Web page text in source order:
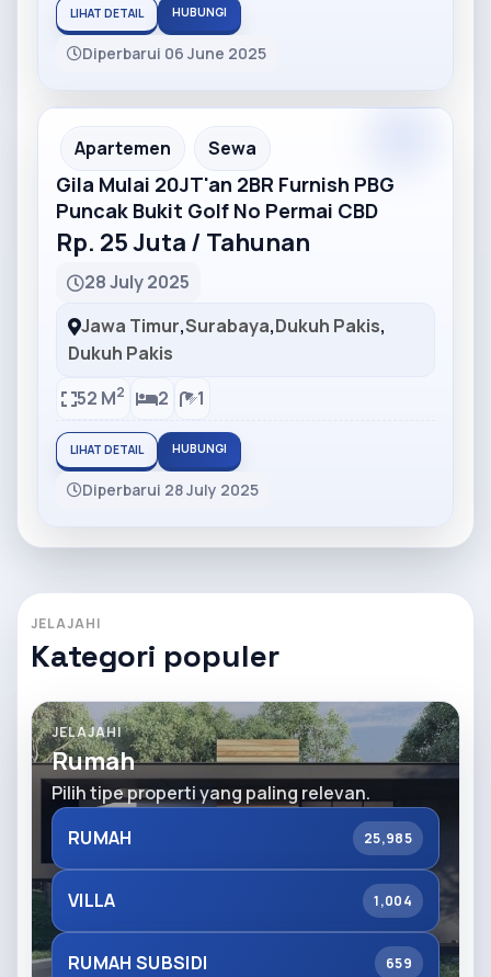
LIHAT DETAIL HUBUNGI
Diperbarui 06 June 2025
Partner Ad
Apartemen Sewa
Gila Mulai 20JT'an 2BR Furnish PBG
Puncak Bukit Golf No Permai CBD
Rp. 25 Juta / Tahunan
28 July 2025
Jawa Timur,Surabaya,Dukuh Pakis,
Dukuh Pakis
52 M2 2 1
LIHAT DETAIL HUBUNGI
Diperbarui 28 July 2025
JELAJAHI
Kategori populer
JELAJAHI
Rumah
Pilih tipe properti yang paling relevan.
RUMAH
25,985
VILLA 1,004
RUMAH SUBSIDI 659